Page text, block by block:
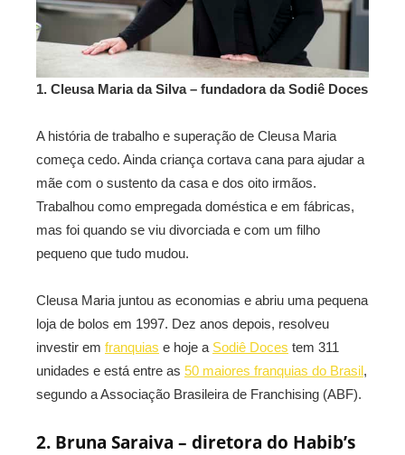
1. Cleusa Maria da Silva – fundadora da Sodiê Doces
A história de trabalho e superação de Cleusa Maria
começa cedo. Ainda criança cortava cana para ajudar a
mãe com o sustento da casa e dos oito irmãos.
Trabalhou como empregada doméstica e em fábricas,
mas foi quando se viu divorciada e com um filho
pequeno que tudo mudou.
Cleusa Maria juntou as economias e abriu uma pequena
loja de bolos em 1997. Dez anos depois, resolveu
investir em franquias e hoje a Sodiê Doces tem 311
unidades e está entre as 50 maiores franquias do Brasil,
segundo a Associação Brasileira de Franchising (ABF).
2. Bruna Saraiva – diretora do Habib’s